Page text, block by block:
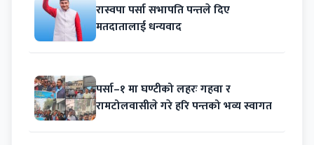
रास्वपा पर्सा सभापति पन्तले दिए
मतदातालाई धन्यवाद
पर्सा–१ मा घण्टीको लहरः गहवा र
रामटोलवासीले गरे हरि पन्तको भव्य स्वागत